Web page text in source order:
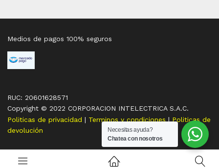
RUC: 20601628571
Copyright © 2022 CORPORACION INTELECTRICA S.A.C.
Medios de pagos 100% seguros
Politicas de privacidad | Terminos y condiciones | Politicas de
devolución
Necesitas ayuda?
Chatea con nosotros